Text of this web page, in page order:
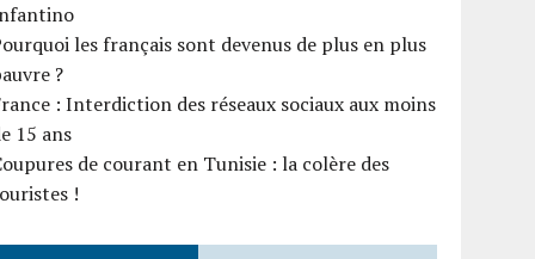
les français sont devenus de plus en plus
?
: Interdiction des réseaux sociaux aux moins
15 ans
de courant en Tunisie : la colère des
!